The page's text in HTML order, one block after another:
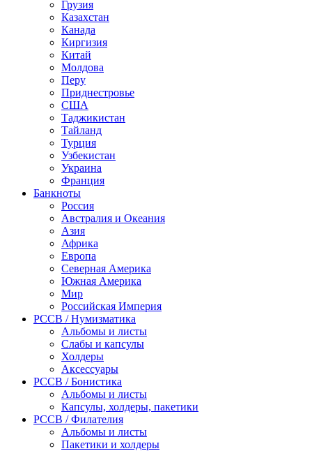
Грузия
Казахстан
Канада
Киргизия
Китай
Молдова
Перу
Приднестровье
США
Таджикистан
Тайланд
Турция
Узбекистан
Украина
Франция
Банкноты
Россия
Австралия и Океания
Азия
Африка
Европа
Северная Америка
Южная Америка
Мир
Российская Империя
PCCB / Нумизматика
Альбомы и листы
Слабы и капсулы
Холдеры
Аксессуары
PCCB / Бонистика
Альбомы и листы
Капсулы, холдеры, пакетики
PCCB / Филателия
Альбомы и листы
Пакетики и холдеры